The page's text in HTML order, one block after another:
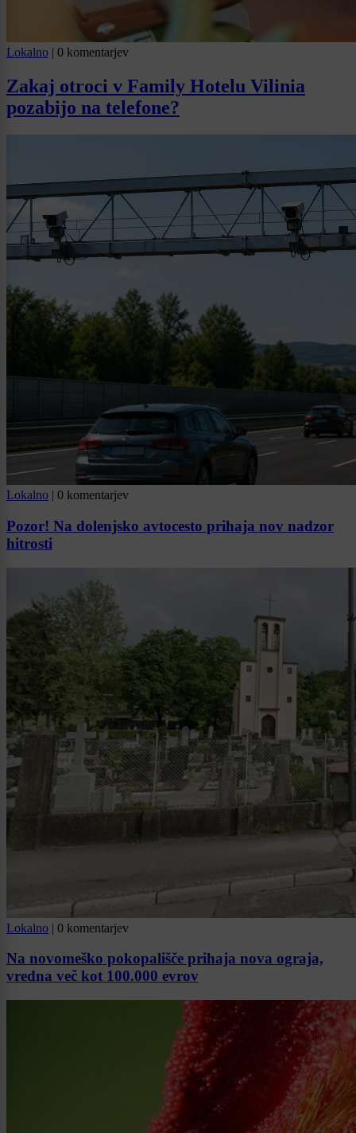
Lokalno | 0 komentarjev
Zakaj otroci v Family Hotelu Vilinia
pozabijo na telefone?
Lokalno | 0 komentarjev
Pozor! Na dolenjsko avtocesto prihaja nov nadzor
hitrosti
Lokalno | 0 komentarjev
Na novomeško pokopališče prihaja nova ograja,
vredna več kot 100.000 evrov